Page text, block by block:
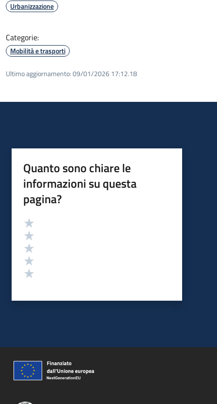
Urbanizzazione
Categorie:
Mobilità e trasporti
Ultimo aggiornamento:09/01/2026 17:12.18
Quanto sono chiare le
informazioni su questa
pagina?
Valutazione